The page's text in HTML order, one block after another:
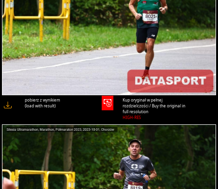
pobierz z wynikiem
(load with result)
Kup oryginał w pełnej
rozdzielczości / Buy the original in
full resolution
HIGH-RES